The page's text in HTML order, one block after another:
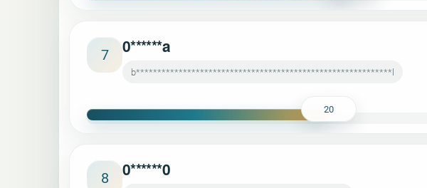
7 0******a
b************************************************************l
20
8 0******0